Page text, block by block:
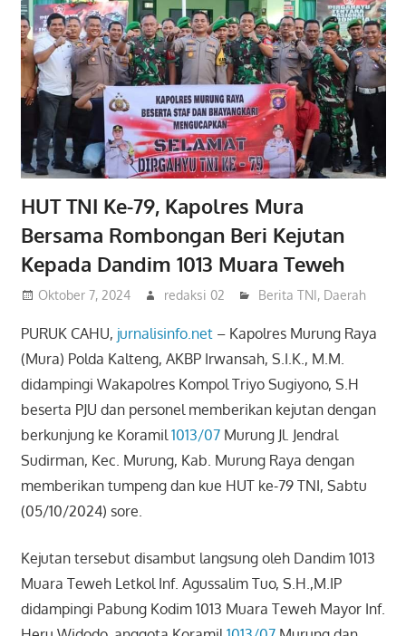
HUT TNI Ke-79, Kapolres Mura
Bersama Rombongan Beri Kejutan
Kepada Dandim 1013 Muara Teweh
Oktober 7, 2024 redaksi 02 Berita TNI, Daerah
PURUK CAHU, jurnalisinfo.net– Kapolres Murung Raya
(Mura) Polda Kalteng, AKBP Irwansah, S.I.K., M.M.
didampingi Wakapolres Kompol Triyo Sugiyono, S.H
beserta PJU dan personel memberikan kejutan dengan
berkunjung ke Koramil 1013/07Murung Jl. Jendral
Sudirman, Kec. Murung, Kab. Murung Raya dengan
memberikan tumpeng dan kue HUT ke-79 TNI, Sabtu
(05/10/2024) sore.
Kejutan tersebut disambut langsung oleh Dandim 1013
Muara Teweh Letkol Inf. Agussalim Tuo, S.H.,M.IP
didampingi Pabung Kodim 1013 Muara Teweh Mayor Inf.